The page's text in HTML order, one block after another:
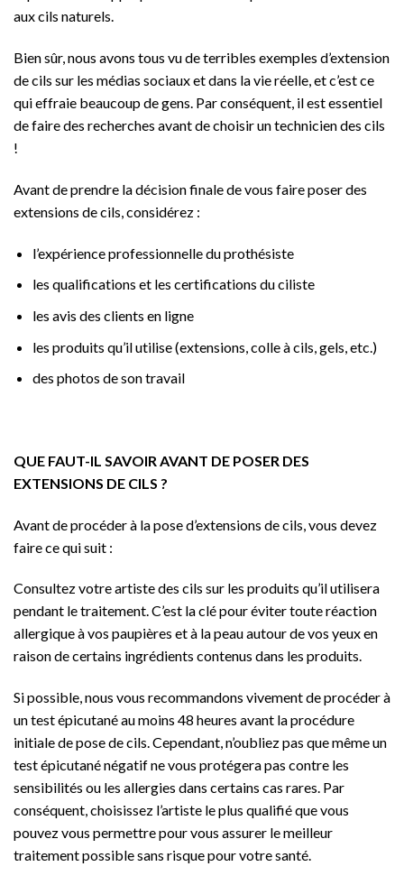
aux cils naturels.
Bien sûr, nous avons tous vu de terribles exemples d’extension
de cils sur les médias sociaux et dans la vie réelle, et c’est ce
qui effraie beaucoup de gens. Par conséquent, il est essentiel
de faire des recherches avant de choisir un technicien des cils
!
Avant de prendre la décision finale de vous faire poser des
extensions de cils, considérez :
l’expérience professionnelle du prothésiste
les qualifications et les certifications du ciliste
les avis des clients en ligne
les produits qu’il utilise (extensions, colle à cils, gels, etc.)
des photos de son travail
QUE FAUT-IL SAVOIR AVANT DE POSER DES
EXTENSIONS DE CILS ?
Avant de procéder à la pose d’extensions de cils, vous devez
faire ce qui suit :
Consultez votre artiste des cils sur les produits qu’il utilisera
pendant le traitement. C’est la clé pour éviter toute réaction
allergique à vos paupières et à la peau autour de vos yeux en
raison de certains ingrédients contenus dans les produits.
Si possible, nous vous recommandons vivement de procéder à
un test épicutané au moins 48 heures avant la procédure
initiale de pose de cils. Cependant, n’oubliez pas que même un
test épicutané négatif ne vous protégera pas contre les
sensibilités ou les allergies dans certains cas rares. Par
conséquent, choisissez l’artiste le plus qualifié que vous
pouvez vous permettre pour vous assurer le meilleur
traitement possible sans risque pour votre santé.